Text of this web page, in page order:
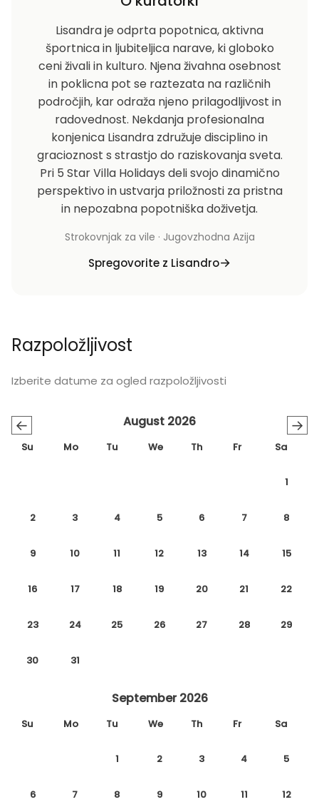
Lisandra je odprta popotnica, aktivna
športnica in ljubiteljica narave, ki globoko
ceni živali in kulturo. Njena živahna osebnost
in poklicna pot se raztezata na različnih
področjih, kar odraža njeno prilagodljivost in
radovednost. Nekdanja profesionalna
konjenica Lisandra združuje disciplino in
gracioznost s strastjo do raziskovanja sveta.
Pri 5 Star Villa Holidays deli svojo dinamično
perspektivo in ustvarja priložnosti za pristna
in nepozabna popotniška doživetja.
Strokovnjak za vile · Jugovzhodna Azija
Spregovorite z Lisandro
Razpoložljivost
Izberite datume za ogled razpoložljivosti
← →
August 2026
Su Mo Tu We Th Fr Sa
1
2 3 4 5 6 7 8
9 10 11 12 13 14 15
16 17 18 19 20 21 22
23 24 25 26 27 28 29
30 31
September 2026
Su Mo Tu We Th Fr Sa
1 2 3 4 5
6 7 8 9 10 11 12